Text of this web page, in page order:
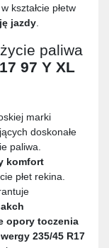
kształcie płetw
jazdy
paliwa
97 Y XL
marki
doskonałe
paliwa.
komfort
płet rekina.
opory toczenia
235/45 R17